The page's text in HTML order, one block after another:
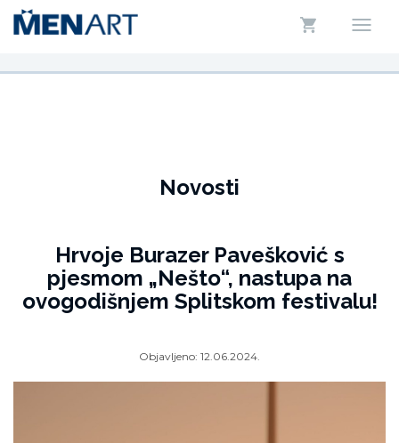
Novosti
Hrvoje Burazer Pavešković s
pjesmom „Nešto“, nastupa na
ovogodišnjem Splitskom festivalu!
Objavljeno: 12.06.2024.